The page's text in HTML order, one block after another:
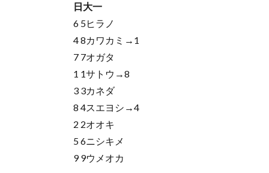
日大一
6 5ヒラノ
4 8カワカミ→1
7 7オガタ
1 1サトウ→8
3 3カネダ
8 4スエヨシ→4
2 2オオキ
5 6ニシキメ
9 9ウメオカ